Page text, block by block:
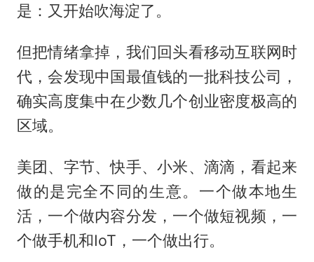
是：又开始吹海淀了。
但把情绪拿掉，我们回头看移动互联网时
代，会发现中国最值钱的一批科技公司，
确实高度集中在少数几个创业密度极高的
区域。
美团、字节、快手、小米、滴滴，看起来
做的是完全不同的生意。一个做本地生
活，一个做内容分发，一个做短视频，一
个做手机和IoT，一个做出行。